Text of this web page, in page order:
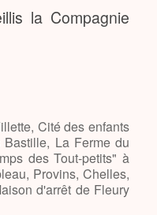
la Compagnie
Cité des enfants
La Ferme du
des Tout-petits" à
Provins, Chelles,
d'arrêt de Fleury